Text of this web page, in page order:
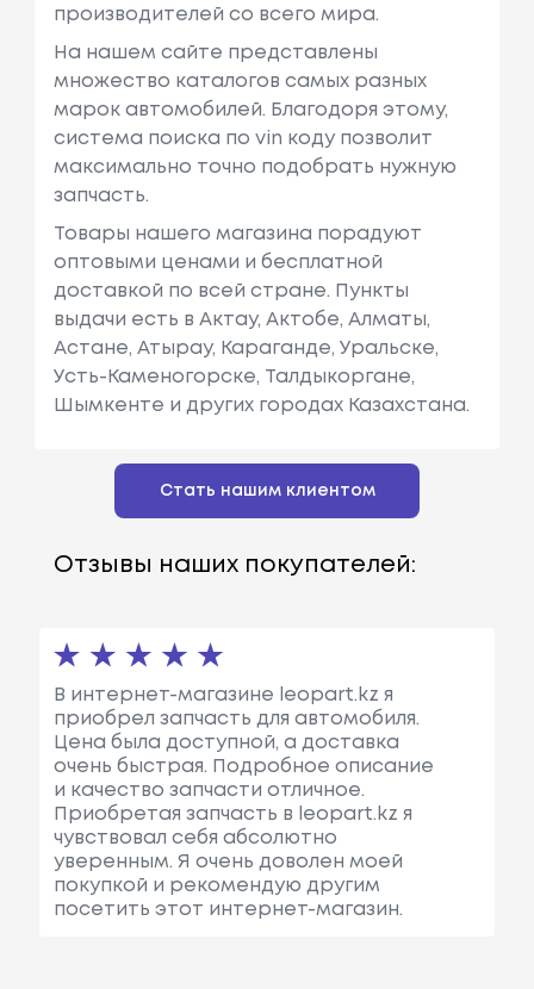
производителей со всего мира.
На нашем сайте представлены
множество каталогов самых разных
марок автомобилей. Благодоря этому,
система поиска по vin коду позволит
максимально точно подобрать нужную
запчасть.
Товары нашего магазина порадуют
оптовыми ценами и бесплатной
доставкой по всей стране. Пункты
выдачи есть в Актау, Актобе, Алматы,
Астане, Атырау, Караганде, Уральске,
Усть-Каменогорске, Талдыкоргане,
Шымкенте и других городах Казахстана.
Стать нашим клиентом
Отзывы наших покупателей:
В интернет-магазине leopart.kz я
приобрел запчасть для автомобиля.
Цена была доступной, а доставка
очень быстрая. Подробное описание
и качество запчасти отличное.
Приобретая запчасть в leopart.kz я
чувствовал себя абсолютно
уверенным. Я очень доволен моей
покупкой и рекомендую другим
посетить этот интернет-магазин.